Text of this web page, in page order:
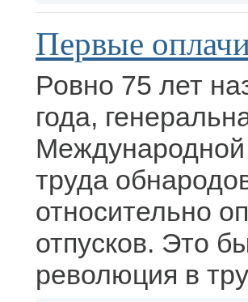
Первые
Ровно 75 лет
года,
Международной
труда
относительно
отпусков. Это
революция в